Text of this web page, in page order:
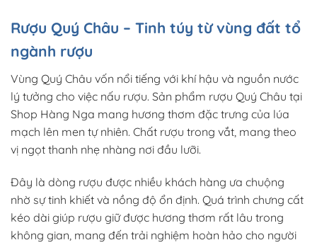
Rượu Quý Châu – Tinh túy từ vùng đất tổ
ngành rượu
Vùng Quý Châu vốn nổi tiếng với khí hậu và nguồn nước
lý tưởng cho việc nấu rượu. Sản phẩm rượu Quý Châu tại
Shop Hàng Nga mang hương thơm đặc trưng của lúa
mạch lên men tự nhiên. Chất rượu trong vắt, mang theo
vị ngọt thanh nhẹ nhàng nơi đầu lưỡi.
Đây là dòng rượu được nhiều khách hàng ưa chuộng
nhờ sự tinh khiết và nồng độ ổn định. Quá trình chưng cất
kéo dài giúp rượu giữ được hương thơm rất lâu trong
không gian, mang đến trải nghiệm hoàn hảo cho người